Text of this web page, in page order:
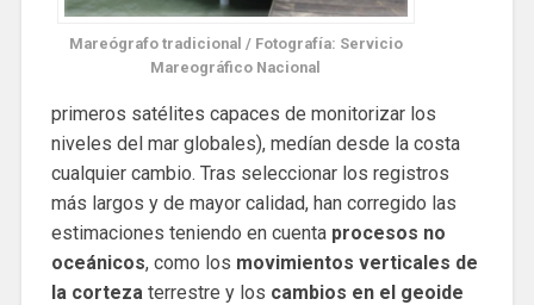
Mareógrafo tradicional / Fotografía: Servicio
Mareográfico Nacional
primeros satélites capaces de monitorizar los
niveles del mar globales), medían desde la costa
cualquier cambio. Tras seleccionar los registros
más largos y de mayor calidad, han corregido las
estimaciones teniendo en cuenta procesos no
oceánicos, como los movimientos verticales de
la corteza terrestre y los cambios en el geoide